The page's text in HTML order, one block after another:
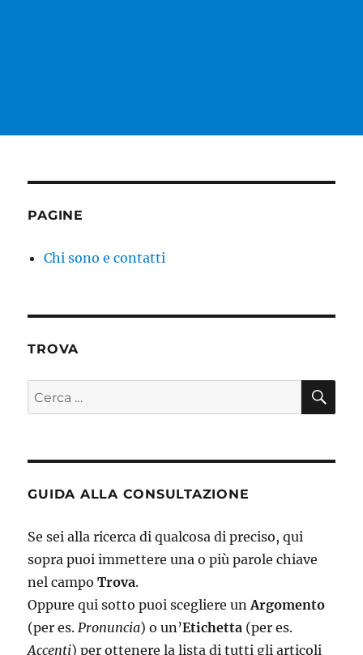
PAGINE
Chi sono e contatti
TROVA
Cerca:
GUIDA ALLA CONSULTAZIONE
Se sei alla ricerca di qualcosa di preciso, qui
sopra puoi immettere una o più parole chiave
nel campoTrova.
Oppure qui sotto puoi scegliere unArgomento
(per es.Pronuncia) o un’Etichetta (per es.
Accenti) per ottenere la lista di tutti gli articoli